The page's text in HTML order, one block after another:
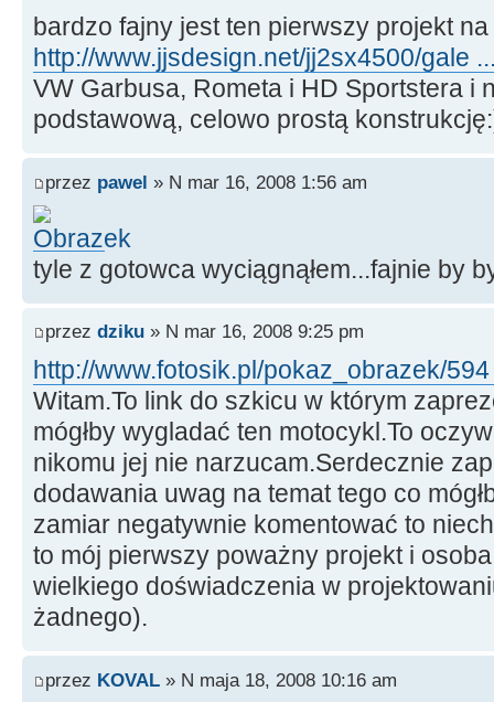
bardzo fajny jest ten pierwszy projekt
http://www.jjsdesign.net/jj2sx4500/gale
VW Garbusa, Rometa i HD Sportstera i
podstawową, celowo prostą
przez pawel » N mar 16, 2008 1:56 am
tyle z gotowca wyciągnąłem...fajnie by
przez dziku » N mar 16, 2008 9:25 pm
http://www.fotosik.pl/pokaz_obrazek/
Witam.To link do szkicu w którym
mógłby wygladać ten motocykl.To
nikomu jej nie narzucam.Serdecznie
dodawania uwag na temat tego co
zamiar negatywnie komentować to
to mój pierwszy poważny projekt i
wielkiego doświadczenia w
żadnego).
przez KOVAL » N maja 18, 2008 10:16 am